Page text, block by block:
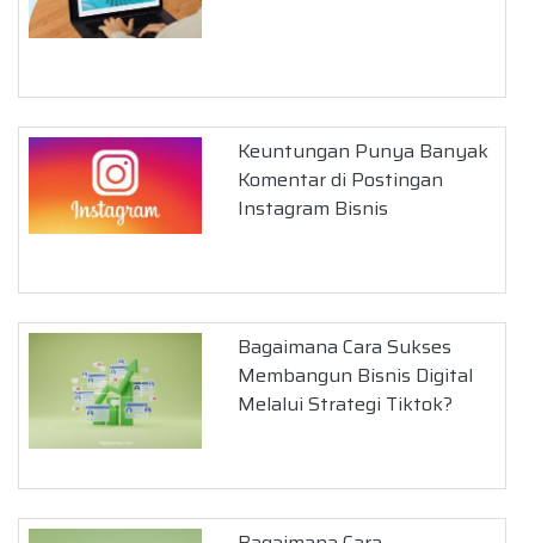
Keuntungan Punya Banyak
Komentar di Postingan
Instagram Bisnis
Bagaimana Cara Sukses
Membangun Bisnis Digital
Melalui Strategi Tiktok?